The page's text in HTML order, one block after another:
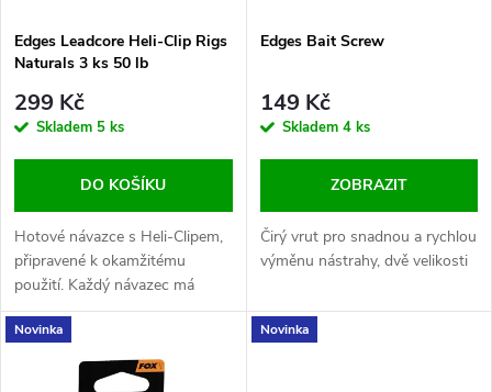
p
r
o
d
u
k
s
p
r
d
u
k
Edges Leadcore Heli-Clip Rigs
Naturals 3 ks 50 lb
299 Kč
Skladem 5 ks
DO KOŠÍKU
Hotové návazce s Heli-Clipem,
připravené k okamžitému
použití. Každý návazec má
délku 75 cm
Edges Bait Screw
149 Kč
Skladem 4 ks
ZOBRAZIT
Čirý vrut pro snadnou a rychlou
výměnu nástrahy, dvě velikosti
Novinka Novinka